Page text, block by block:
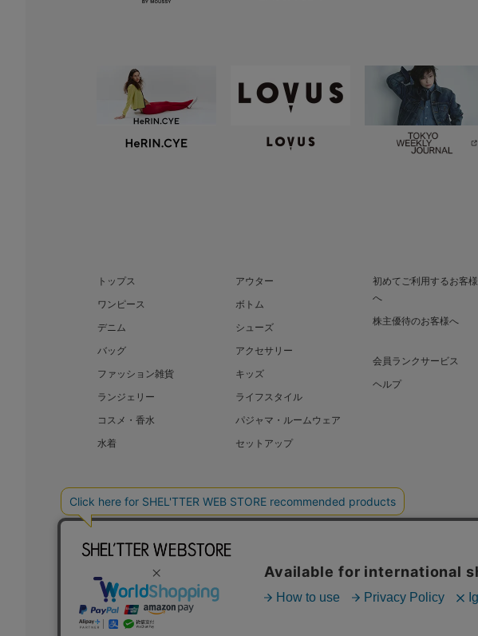
トップス
アウター
ワンピース
ボトム
デニム
シューズ
バッグ
アクセサリー
ファッション雑貨
キッズ
ランジェリー
ライフスタイル
コスメ・香水
パジャマ・ルームウェア
水着
セットアップ
初めてご利用するお客様
へ
株主優待のお客様へ
会員ランクサービス
ヘルプ
BAROQUE JAPAN LIMITED SHEL’TTER GREEN
COPYRIGHT © BAROQUE JAPAN LIMITED ALL RIGHTS RESERVED.